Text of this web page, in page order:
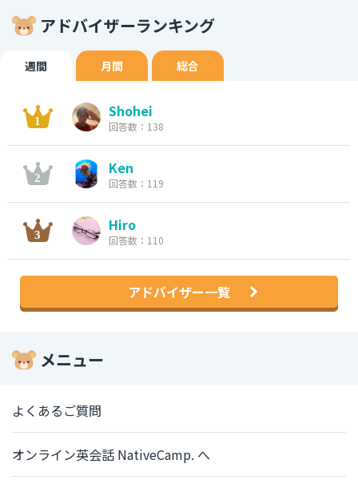
アドバイザーランキング
週間 月間 総合
Shohei
回答数：138
Ken
回答数：119
Hiro
回答数：110
アドバイザー一覧
メニュー
よくあるご質問
オンライン英会話 NativeCamp. へ